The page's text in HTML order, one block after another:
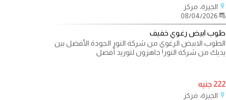
الجيزة، مركز
طوب ابيض رغوي خفيف
الطوب الابيض الرغوي من شركة النور الجودة الأفضل بين
يديك من شركة النور! جاهزون لتوريد أفضل
222 جنيه
الجيزة، مركز